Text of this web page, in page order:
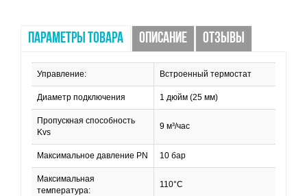
ПАРАМЕТРЫ ТОВАРА ОПИСАНИЕ ОТЗЫВЫ
Управление: Встроенный термостат
Диаметр подключения 1 дюйм (25 мм)
Пропускная способность
Kvs
9 м³/час
Максимальное давление PN 10 бар
Максимальная
температура:
110°С